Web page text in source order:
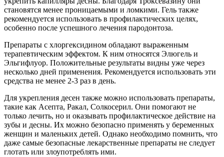
становятся менее проницаемыми и ломкими. Гель также
рекомендуется использовать в профилактических целях,
особенно после успешного лечения пародонтоза.
Препараты с хлоргексидином обладают выраженным
терапевтическим эффектом. К ним относятся Элюгель и
Эльгифлуор. Положительные результаты видны уже через
несколько дней применения. Рекомендуется использовать эти
средства не менее 2-3 раз в день.
Для укрепления десен также можно использовать препараты,
такие как Асепта, Ракал, Солкосерил. Они помогают не
только лечить, но и оказывать профилактическое действие на
зубы и десны. Их можно безопасно применять у беременных
женщин и маленьких детей. Однако необходимо помнить, что
даже самые безопасные лекарственные препараты не следует
глотать или злоупотреблять ими.